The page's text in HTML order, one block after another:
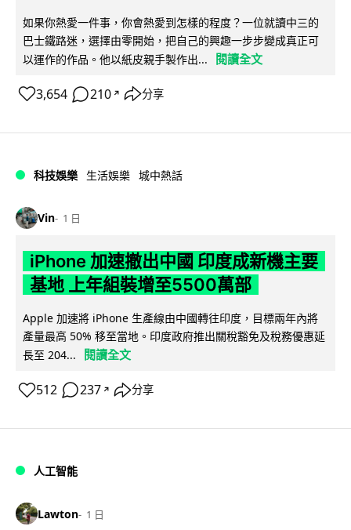
如果你熱愛一件事，你會熱愛到怎樣的程度？一位就讀中三的
巴士鐵路迷，選擇由零開始，把自己的興趣一步步變成真正可
以運作的作品。他以紙皮親手製作出...
閱讀全文
3,654 210 ↗ 分享
科技娛樂 生活娛樂 城中熱話
Vin 1 日
iPhone 加速撤出中國 印度成新機主要
基地 上年組裝增至5500萬部
Apple 加速將 iPhone 生產線由中國轉往印度，目標兩年內將
產量最高 50% 移至當地。印度政府推出關稅豁免及稅務優惠延
長至 204...
閱讀全文
512 237 ↗ 分享
人工智能
Lawton 1 日